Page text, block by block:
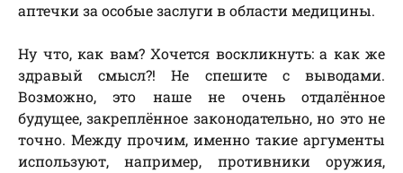
аптечки за особые заслуги в области медицины.
Ну что, как вам? Хочется воскликнуть: а как же
здравый смысл?! Не спешите с выводами.
Возможно, это наше не очень отдалённое
будущее, закреплённое законодательно, но это не
точно. Между прочим, именно такие аргументы
используют, например, противники оружия,